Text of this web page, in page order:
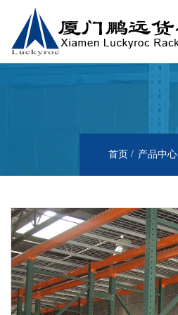
首页 产品中心